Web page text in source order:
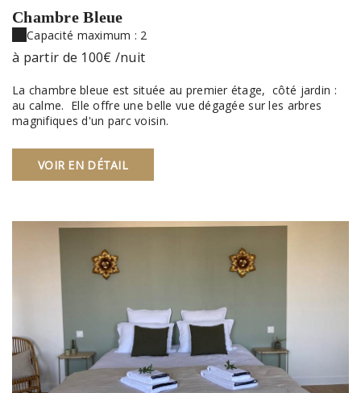
Chambre Bleue
Capacité maximum : 2
à partir de 100€ /nuit
La chambre bleue est située au premier étage, côté jardin :
au calme. Elle offre une belle vue dégagée sur les arbres
magnifiques d'un parc voisin.
VOIR EN DÉTAIL